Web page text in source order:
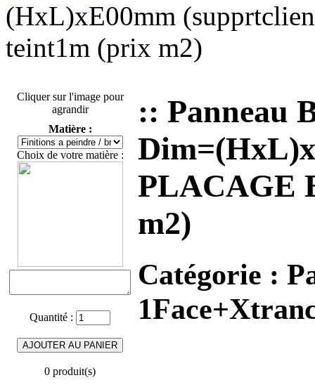
(HxL)xE00mm
teint1m (prix m2)
Cliquer sur l'image pour
agrandir
Matière :
Choix de votre matière :
Quantité :
0 produit(s)
:: Panneau
PLACAGE
m2)
Catégorie :